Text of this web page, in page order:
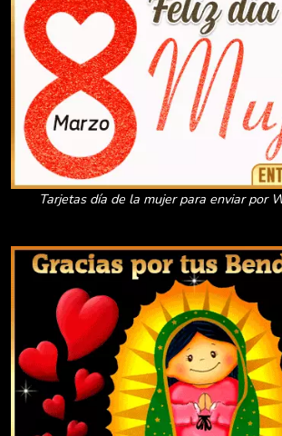
Tarjetas día de la mujer para enviar por